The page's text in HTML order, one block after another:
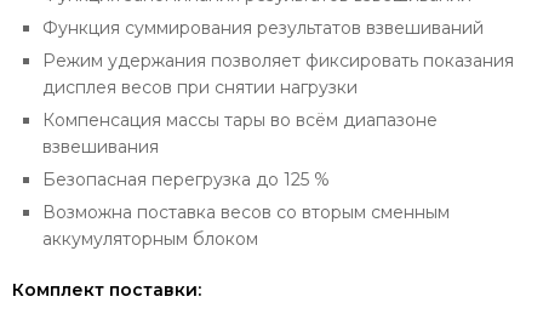
Функция суммирования результатов взвешиваний
Режим удержания позволяет фиксировать показания
дисплея весов при снятии нагрузки
Компенсация массы тары во всём диапазоне
взвешивания
Безопасная перегрузка до 125 %
Возможна поставка весов со вторым сменным
аккумуляторным блоком
Комплект поставки: